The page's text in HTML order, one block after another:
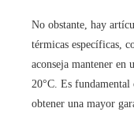
No obstante, hay
térmicas específicas,
aconseja mantener en
20°C. Es
obtener una mayor